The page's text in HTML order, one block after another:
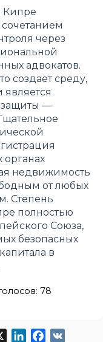
Кипре
через
адвокатов.
создает среду,
является
защиты —
органах
недвижимость
от любых
Степень
полностью
Союза,
безопасных
в
78
LinkedInFacebook